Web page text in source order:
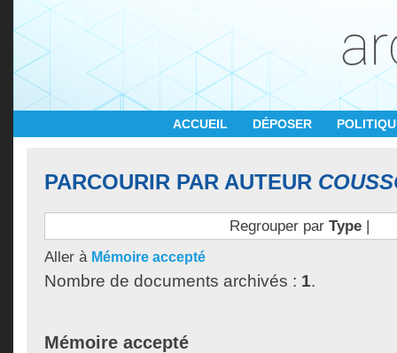
ACCUEIL DÉPOSER
PARCOURIR PAR AUTEUR
Regrouper par Type|
Aller à Mémoire accepté
Nombre de documents archivés : 1.
Mémoire accepté